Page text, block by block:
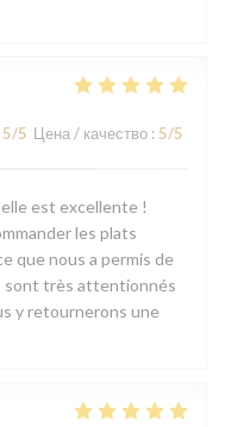
5/5 Цена / качество : 5/5
est excellente !
les plats
que nous a permis de
sont très attentionnés
y retournerons une